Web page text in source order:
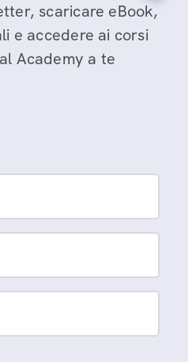
scaricare eBook,
e accedere ai corsi
Academy a te